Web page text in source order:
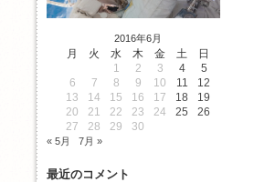
2016年6月
月 火 水 木 金 土
日
1
2 3 4
5
6
7 8 9 10 11
12
13
14 15 16 17 18
19
20
21 22 23 24 25
26
27
28 29 30
« 5月 7月 »
最近のコメント